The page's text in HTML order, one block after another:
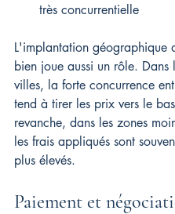
très concurrentielle
L'implantation géographique
bien joue aussi un rôle. Dans
villes, la forte concurrence
tend à tirer les prix vers le
revanche, dans les zones
les frais appliqués sont
plus élevés.
Paiement et